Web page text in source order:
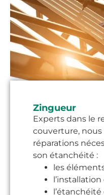
Zingueur
Experts dans le
couverture,
réparations
son étanchéité :
les
l’installation
l’étanchéité